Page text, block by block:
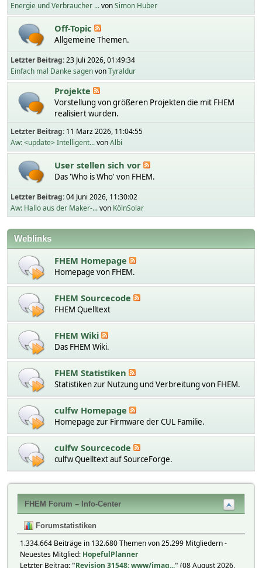
Energie und Verbraucher ...vonSimon Huber
Off-Topic
Allgemeine Themen.
Letzter Beitrag:23 Juli 2026, 01:49:34
Einfach mal Danke sagenvonTyraldur
Projekte
Vorstellung von größeren Projekten die mit FHEM
realisiert wurden.
Letzter Beitrag: 11 März 2026, 11:04:55
Aw: <update> Intelligent...vonAlbi
User stellen sich vor
Das 'Who is Who' von FHEM.
Letzter Beitrag:04 Juni 2026, 11:30:02
Aw: Hallo aus der Maker-...von KölnSolar
Weblinks
FHEM Homepage
Homepage von FHEM.
FHEM Sourcecode
FHEM Quelltext
FHEM Wiki
Das FHEM Wiki.
FHEM Statistiken
Statistiken zur Nutzung und Verbreitung von FHEM.
culfw Homepage
Homepage zur Firmware der CUL Familie.
culfw Sourcecode
culfw Quelltext auf SourceForge.
FHEM Forum – Info-Center
Forumstatistiken
1.334.664 Beiträge in 132.680 Themen von 25.299 Mitgliedern -
Neuestes Mitglied: HopefulPlanner
Letzter Beitrag:"Revision 31548: www/imag..." (08 August 2026,